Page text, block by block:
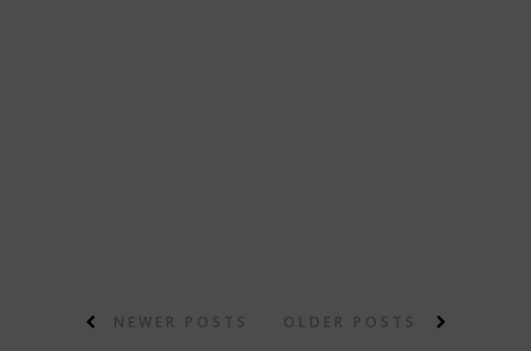
NEWER POSTS OLDER POSTS